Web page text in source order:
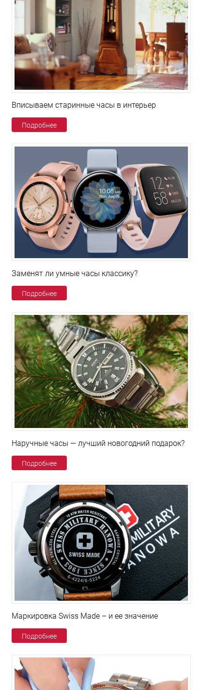
Вписываем старинные часы в интерьер
Подробнее
Заменят ли умные часы классику?
Подробнее
Наручные часы — лучший новогодний подарок?
Подробнее
Маркировка Swiss Made – и ее значение
Подробнее